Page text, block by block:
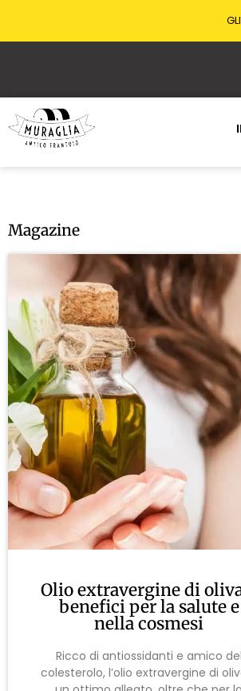
Magazine
Olio extravergine di
benefici per la salute e
nella cosmesi
Ricco di antiossidanti e amico del
colesterolo, l’olio extravergine di